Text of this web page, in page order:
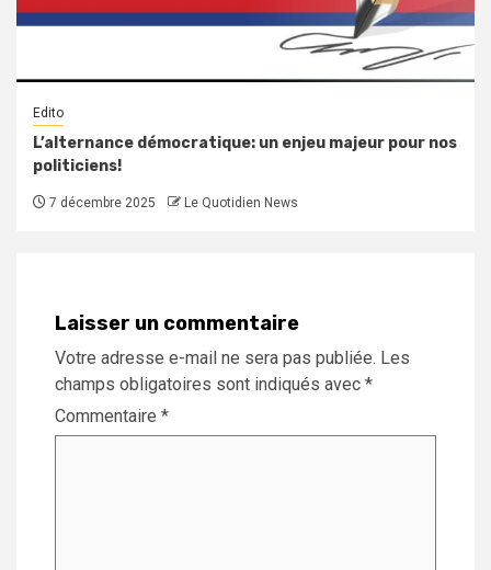
Edito
L’alternance démocratique: un enjeu majeur pour nos
politiciens!
7 décembre 2025 Le Quotidien News
Laisser un commentaire
Votre adresse e-mail ne sera pas publiée. Les
champs obligatoires sont indiqués avec *
Commentaire *